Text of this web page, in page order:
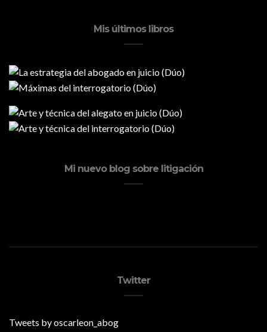
Mis últimos libros
Mi nuevo blog sobre litigación
Twitter
Tweets by oscarleon_abog